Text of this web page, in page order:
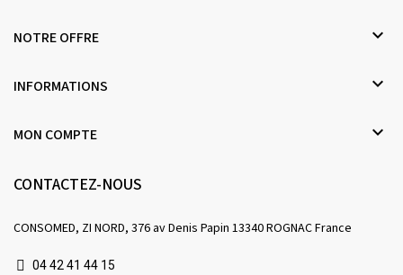
NOTRE OFFRE 
INFORMATIONS 
MON COMPTE 
CONTACTEZ-NOUS
CONSOMED, ZI NORD, 376 av Denis Papin 13340 ROGNAC France
04 42 41 44 15